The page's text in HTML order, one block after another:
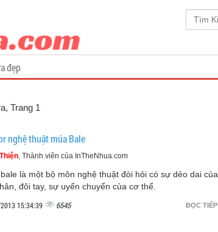
đẹp
, Trang 1
nghệ thuật múa Bale
, Thành viên của InTheNhua.com
là một bộ môn nghệ thuật đòi hỏi có sự dẻo dai của
đôi tay, sự uyển chuyển của cơ thể.
ĐỌC TIẾP
15:34:39 6545